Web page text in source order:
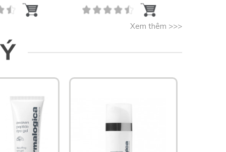
Xem thêm >>>